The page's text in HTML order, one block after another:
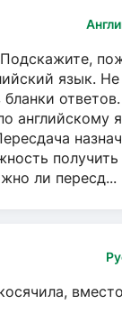
язык.
английскому
ли пересд...